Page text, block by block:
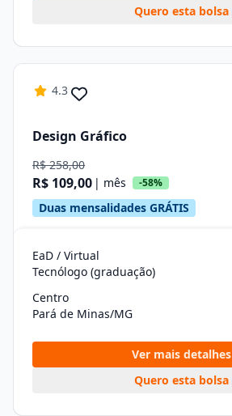
Quero esta bolsa
4.3
Design Gráfico
R$ 258,00
R$ 109,00 | mês -58%
Duas mensalidades GRÁTIS
EaD / Virtual
Tecnólogo (graduação)
Centro
Pará de Minas/MG
Ver mais detalhes
Quero esta bolsa